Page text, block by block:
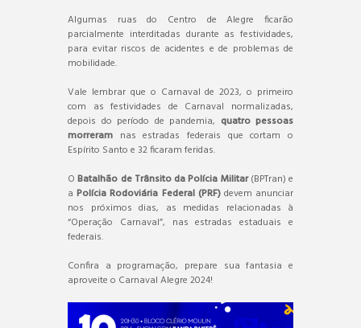
Algumas ruas do Centro de Alegre ficarão
parcialmente interditadas durante as festividades,
para evitar riscos de acidentes e de problemas de
mobilidade.
Vale lembrar que o Carnaval de 2023, o primeiro
com as festividades de Carnaval normalizadas,
depois do período de pandemia, quatro pessoas
morreram nas estradas federais que cortam o
Espírito Santo e 32 ficaram feridas.
OBatalhão de Trânsito da Polícia Militar(BPTran) e
aPolícia Rodoviária Federal (PRF)devem anunciar
nos próximos dias, as medidas relacionadas à
“Operação Carnaval”, nas estradas estaduais e
federais.
Confira a programação, prepare sua fantasia e
aproveite o Carnaval Alegre 2024!